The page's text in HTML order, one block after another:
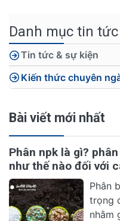
Danh mục tin tức
Tin tức & sự kiện
Kiến thức chuyên
Bài viết mới nhất
Phân npk là gì?
như thế nào đối với
Phân
trọng
nhằm